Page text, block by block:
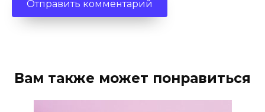
Вам также может понравиться